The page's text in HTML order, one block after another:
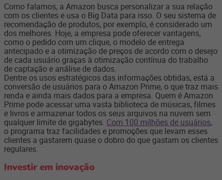
Como falamos, a Amazon busca personalizar a sua relação
com os clientes e usa o Big Data para isso. O seu sistema de
recomendação de produtos, por exemplo, é considerado um
dos melhores. Hoje, a empresa pode oferecer vantagens,
como o pedido com um clique, o modelo de entrega
antecipado e a otimização de preços de acordo com o desejo
de cada usuário graças à otimização contínua do trabalho
de captação e análise de dados.
Dentre os usos estratégicos das informações obtidas, está a
conversão de usuários para o Amazon Prime, o que traz mais
renda e ainda mais dados para a empresa. Quem é Amazon
Prime pode acessar uma vasta biblioteca de músicas, filmes
e livros e armazenar todos os seus arquivos na nuvem sem
qualquer limite de gigabytes. Com 100 milhões de usuários,
o programa traz facilidades e promoções que levam esses
clientes a gastarem quase o dobro do que gastam os clientes
regulares.
Investir em inovação